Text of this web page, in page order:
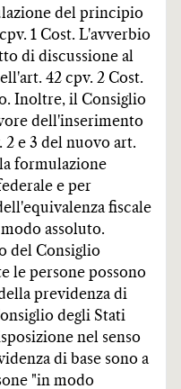
del principio
1 Cost. L'avverbio
di discussione al
42 cpv. 2 Cost.
Inoltre, il Consiglio
dell'inserimento
e 3 del nuovo art.
formulazione
e per
fiscale
assoluto.
del Consiglio
le persone possono
previdenza di
degli Stati
nel senso
di base sono a
"in modo